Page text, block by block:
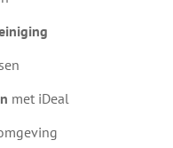
met iDeal